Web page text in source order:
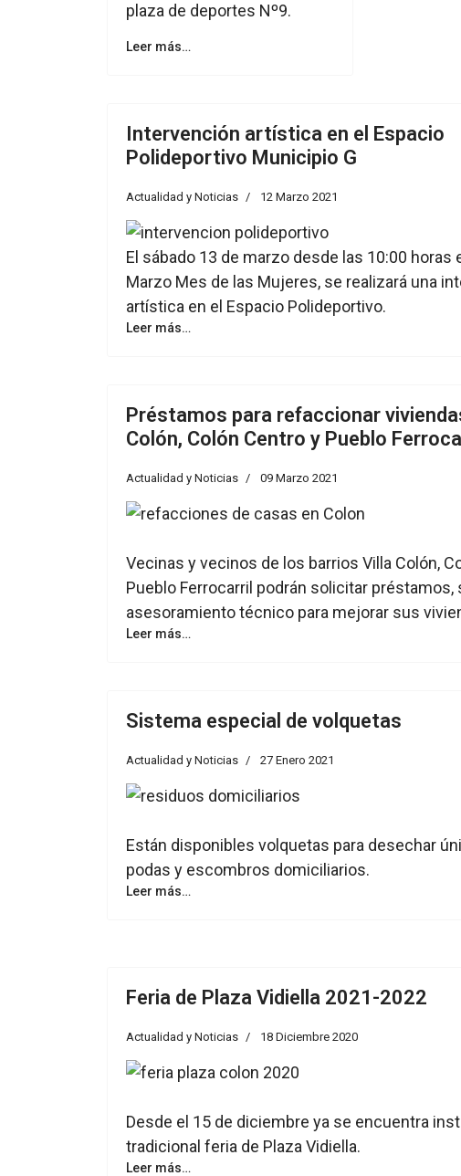
plaza de deportes Nº9.
Leer más…
Intervención artística en el Espacio
Polideportivo Municipio G
Actualidad y Noticias 12 Marzo 2021
El sábado 13 de marzo desde las 10:00 horas
Marzo Mes de las Mujeres, se realizará una
artística en el Espacio Polideportivo.
Leer más…
Préstamos para refaccionar
Colón, Colón Centro y Pueblo
Actualidad y Noticias 09 Marzo 2021
Vecinas y vecinos de los barrios Villa Colón,
Pueblo Ferrocarril podrán solicitar préstamos,
asesoramiento técnico para mejorar sus
Leer más…
Sistema especial de volquetas
Actualidad y Noticias 27 Enero 2021
Están disponibles volquetas para desechar
podas y escombros domiciliarios.
Leer más…
Feria de Plaza Vidiella 2021-2022
Actualidad y Noticias 18 Diciembre 2020
Desde el 15 de diciembre ya se encuentra
tradicional feria de Plaza Vidiella.
Leer más…